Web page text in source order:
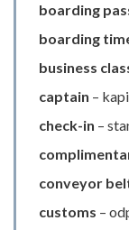
boarding
boarding
business
captain –
check-in –
conveyor
customs –